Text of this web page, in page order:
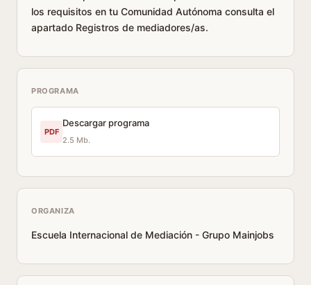
los requisitos en tu Comunidad Autónoma consulta el
apartado Registros de mediadores/as.
PROGRAMA
PDF
Descargar programa
2.5 Mb.
ORGANIZA
Escuela Internacional de Mediación - Grupo Mainjobs